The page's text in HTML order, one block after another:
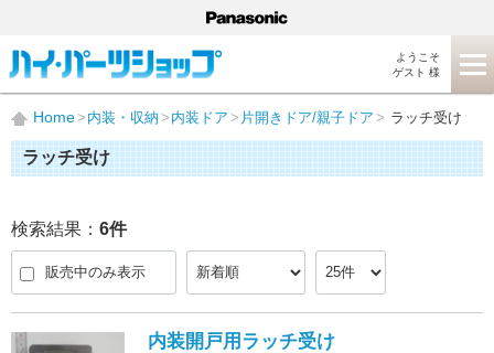
ようこそ
ゲスト 様
Home 内装・収納 内装ドア 片開きドア/親子ドア ラッチ受け
ラッチ受け
検索結果： 6件
販売中のみ表示
内装開戸用ラッチ受け